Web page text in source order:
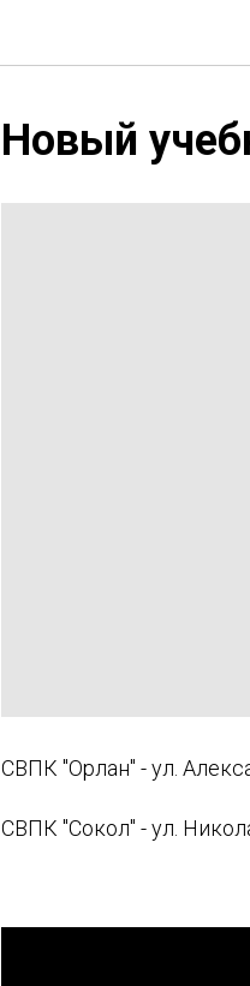
Новый
СВПК "Орлан" - ул.
СВПК "Сокол" - ул.